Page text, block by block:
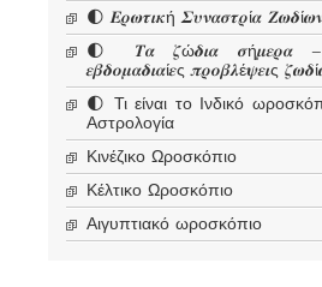
🌓 𝜠𝝆𝝎𝝉𝜾𝜿ή 𝜮𝝊𝝂𝜶𝝈𝝉𝝆ί𝜶
🌓 𝜯𝜶 𝜻ώ𝜹𝜾𝜶 𝝈ή𝝁𝜺𝝆𝜶 –
𝜺𝜷𝜹𝝄𝝁𝜶𝜹𝜾𝜶ί𝜺ς 𝝅𝝆𝝄𝜷𝝀έ𝝍𝜺𝜾ς
🌓 Τι είναι το Ινδικό
Αστρολογία
Κινέζικο Ωροσκόπιο
Κέλτικο Ωροσκόπιο
Αιγυπτιακό ωροσκόπιο